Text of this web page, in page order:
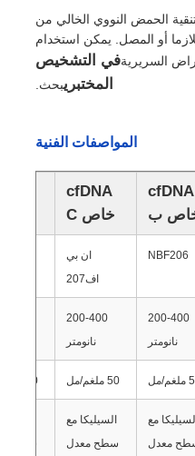
الحمض النووي الخالي من
1 مل من البلازما أو المصل. يمكن استخدام
السريريةفي التشخيص
المختبريبحث.
المواصفات الفنية
cfDNA
ب
cfDNA
خاص C
NBF206
ان بي
اف207
200-400
نانومتر
200-400
نانومتر
مل 50 ملغم/مل 50 ملغم/مل
مع
معدل
السيليكا مع
سطح معدل